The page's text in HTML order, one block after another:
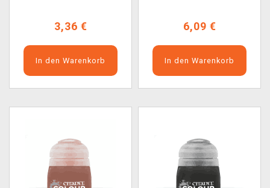
3,36 €
In den Warenkorb
6,09 €
In den Warenkorb